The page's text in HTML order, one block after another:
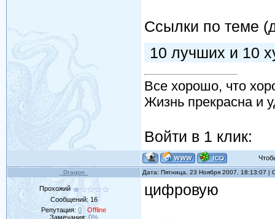
Ссылки по теме
10 лучших и 10
Все хорошо, что
Жизнь прекрасна и
Войти в 1 клик:
_Dragon_ Дата: Пятница, 23 Ноября 2007, 18:13:07 |
Прохожий
Сообщений: 16
Репутация:0
Offline
Замечания: 0%
цифровую